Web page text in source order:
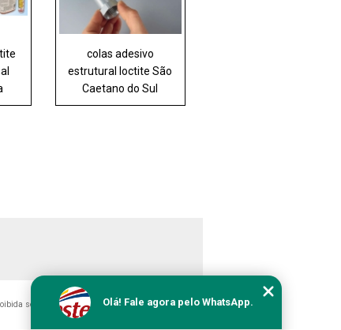
colas adesivo
estrutural loctite São
Caetano do Sul
sem a autorização do autor. Crime de violação de
Olá! Fale agora pelo WhatsApp.